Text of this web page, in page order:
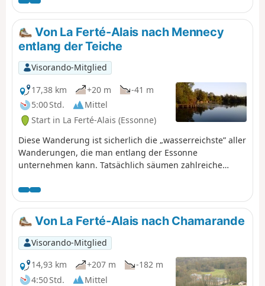
Cornue“ hinauf. Nach der angenehmen Durchquerung
des Bois de Miséry gelangt man zurück ins Essonne-Tal
mit seinen Dörfern.
Von La Ferté-Alais nach Mennecy
entlang der Teiche
Visorando-Mitglied
17,38 km
+20 m
-41 m
5:00 Std.
Mittel
Start in La Ferté-Alais (Essonne)
Diese Wanderung ist sicherlich die „wasserreichste” aller
Wanderungen, die man entlang der Essonne
unternehmen kann. Tatsächlich säumen zahlreiche
Freizeitaktivitäten; Teiche und Sümpfe, die ein
Naturschutzgebiet bilden, eine Quelle der Artenvielfalt
und ein Ort zur Beobachtung der Tierwelt sind.
Von La Ferté-Alais nach Chamarande
Visorando-Mitglied
14,93 km
+207 m
-182 m
4:50 Std.
Mittel